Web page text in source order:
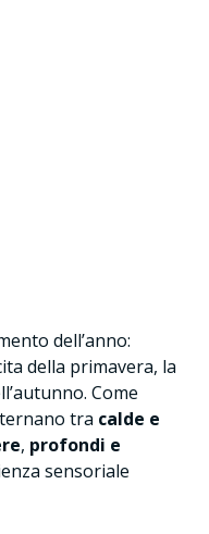
dell’anno:
della primavera, la
Come
tra calde e
, profondi e
sensoriale